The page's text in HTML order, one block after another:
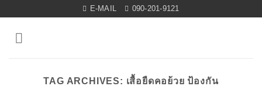
content
E-MAIL 090-201-9121
TAG ARCHIVES: เสื้อยืดคอย้วย ป้องกัน